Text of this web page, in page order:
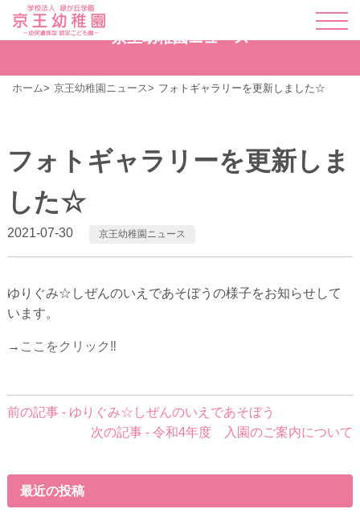
京王幼稚園ニュース
ホーム 京王幼稚園ニュース フォトギャラリーを更新しました☆
フォトギャラリーを更新しま
した☆
2021-07-30 京王幼稚園ニュース
ゆりぐみ☆しぜんのいえであそぼうの様子をお知らせして
います。
→ ここをクリック‼
前
へ
前の記事 - ゆりぐみ☆しぜんのいえであそぼう
次の記事 - 令和4年度 入園のご案内について
最近の投稿